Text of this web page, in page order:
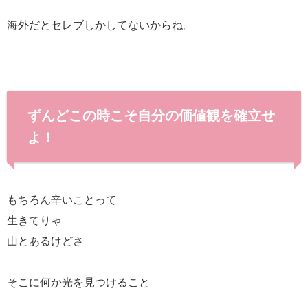
海外だとセレブしかしてないからね。
ずんどこの時こそ自分の価値観を確立せ
よ！
もちろん辛いことって
生きてりゃ
山とあるけどさ
そこに何か光を見つけること